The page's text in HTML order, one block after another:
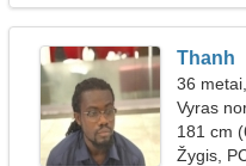
Thanh
36
Vyras
181 cm
Žygis,